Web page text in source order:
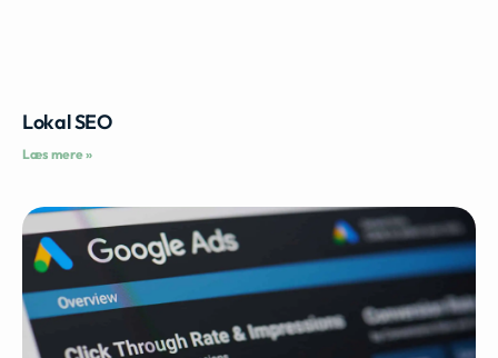
Lokal SEO
Læs mere »